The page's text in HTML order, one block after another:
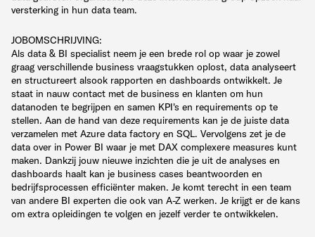
versterking in hun data team.
JOBOMSCHRIJVING:
Als data & BI specialist neem je een brede rol op waar je zowel
graag verschillende business vraagstukken oplost, data analyseert
en structureert alsook rapporten en dashboards ontwikkelt. Je
staat in nauw contact met de business en klanten om hun
datanoden te begrijpen en samen KPI's en requirements op te
stellen. Aan de hand van deze requirements kan je de juiste data
verzamelen met Azure data factory en SQL. Vervolgens zet je de
data over in Power BI waar je met DAX complexere measures kunt
maken. Dankzij jouw nieuwe inzichten die je uit de analyses en
dashboards haalt kan je business cases beantwoorden en
bedrijfsprocessen efficiënter maken. Je komt terecht in een team
van andere BI experten die ook van A-Z werken. Je krijgt er de kans
om extra opleidingen te volgen en jezelf verder te ontwikkelen.